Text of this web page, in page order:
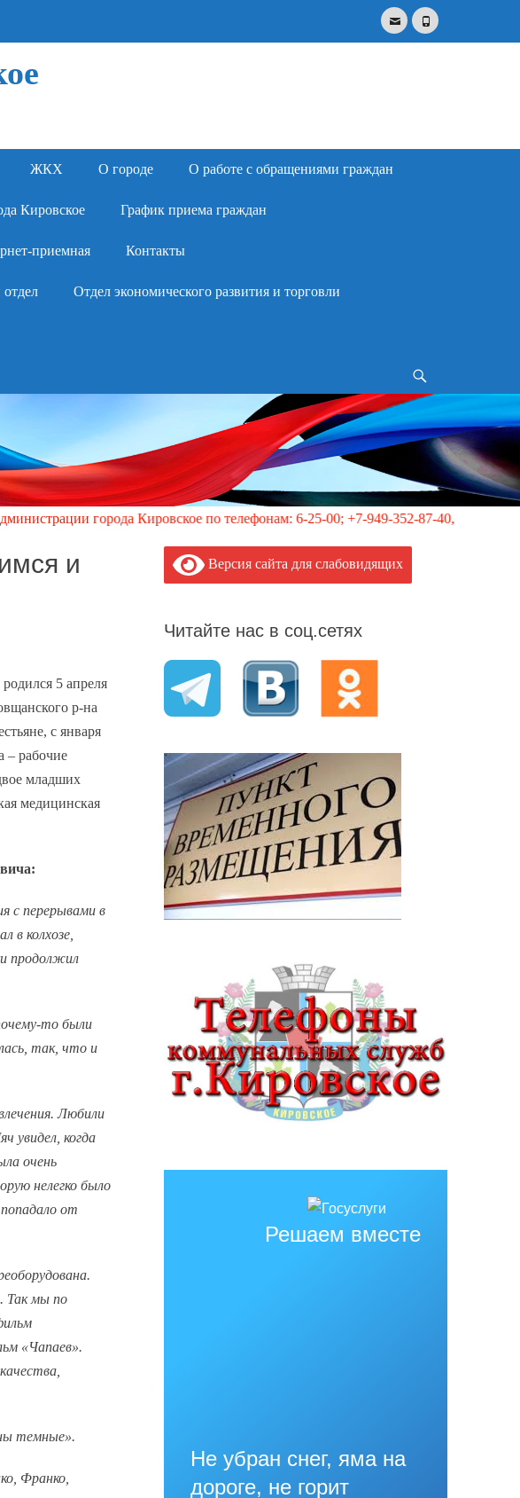
EmailPhone
ЖКХ О городе О работе с обращениями граждан
Кировское График приема граждан
приемная Контакты
Отдел экономического развития и торговли
Кировское по телефонам: 6-25-00; +7-949-352-87-40, 113 (круглосуточно)
и
родился 5 апреля
р-на
с января
– рабочие
младших
медицинская
с перерывами в
в колхозе,
продолжил
то были
так, что и
Любили
увидел, когда
очень
нелегко было
от
Так мы по
«Чапаев».
темные».
Франко,
Версия сайта для слабовидящих
Читайте нас в соц.сетях
Решаем вместе
Не убран снег, яма на
дороге, не горит